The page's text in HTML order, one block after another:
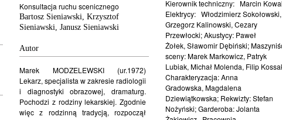
Konsultacja ruchu scenicznego
Bartosz Sieniawski, Krzysztof
Sieniawski, Janusz Sieniawski
Autor
Marek MODZELEWSKI (ur.1972)
Lekarz, specjalista wzakresie radiologii
i diagnostyki obrazowej, dramaturg.
Pochodzi zrodziny lekarskiej. Zgodnie
więc z rodzinną tradycją, rozpoczął
Kierownik techniczny: Marcin
Elektrycy: Włodzimierz Sokołowski,
Grzegorz Kalinowski, Cezary
Przewłocki; Akustycy: Paweł
Żołek, Sławomir Dębiński;
sceny: Marek Markowicz, Patryk
Lubiak, Michał Molenda, Filip
Charakteryzacja: Anna
Gradowska, Magdalena
Dziewiątkowska; Rekwizty: Stefan
Nożyński; Garderoba: Jolanta